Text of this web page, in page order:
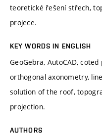
teoretické řešení střech,
projece.
KEY WORDS IN ENGLISH
GeoGebra, AutoCAD,
orthogonal axonometry,
solution of the roof,
projection.
AUTHORS